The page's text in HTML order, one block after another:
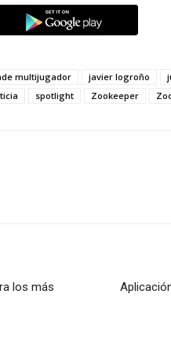
multijugador javier logroño
spotlight Zookeeper
los más